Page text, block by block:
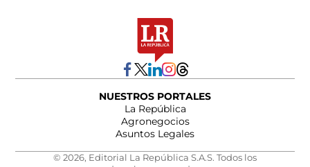
NUESTROS PORTALES
La República
Agronegocios
Asuntos Legales
© 2026, Editorial La República S.A.S. Todos los